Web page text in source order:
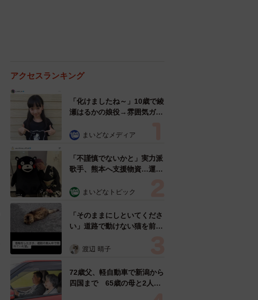
アクセスランキング
「化けましたね～」10歳で綾
瀬はるかの娘役→雰囲気ガラ
雰囲気が」「宝塚に入れそ
まいどなメディア
「不謹慎でないかと」実力派
歌手、熊本へ支援物資…運搬
めらい 「痛いほど伝わる」
まいどなトピック
「そのままにしといてくださ
い」道路で動けない猫を前に
ようとした4日間 「命の重
表の訴え
渡辺 晴子
72歳父、軽自動車で新潟から
四国まで 65歳の母と2人で